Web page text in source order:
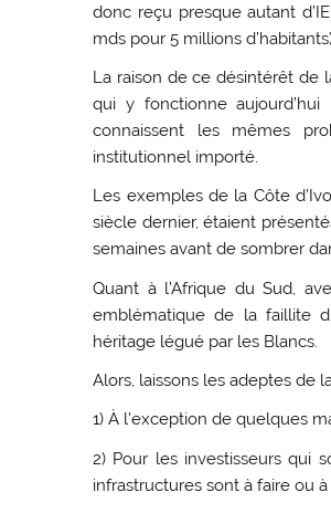
donc reçu presque autant
mds pour 5 millions
La raison de ce désintérêt de
qui y fonctionne
connaissent les mêmes
institutionnel importé.
Les exemples de la Côte
siècle dernier, étaient
semaines avant de sombrer
Quant à l’Afrique du Sud,
emblématique de la faillite
héritage légué par les Blancs.
Alors, laissons les adeptes de
1) À l’exception de quelques
2) Pour les investisseurs qui
infrastructures sont à faire ou